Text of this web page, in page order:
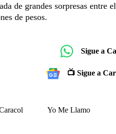
de grandes sorpresas
de pesos.
Sigue a
📺 Sigue a
Yo Me Llamo